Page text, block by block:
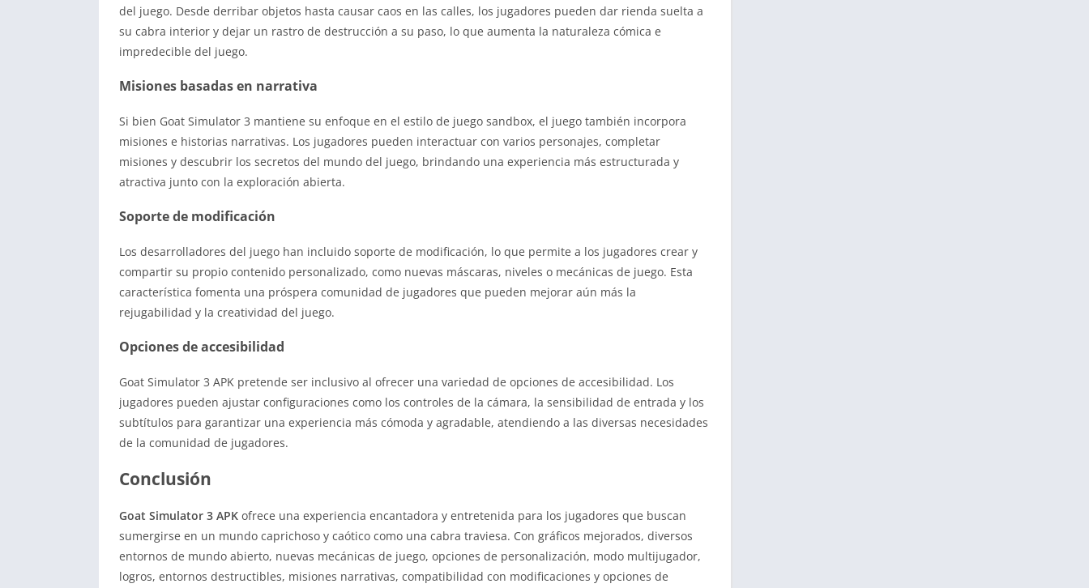
del juego. Desde derribar objetos hasta causar caos en las calles, los jugadores pueden dar rienda suelta a
su cabra interior y dejar un rastro de destrucción a su paso, lo que aumenta la naturaleza cómica e
impredecible del juego.
Misiones basadas en narrativa
Si bien Goat Simulator 3 mantiene su enfoque en el estilo de juego sandbox, el juego también incorpora
misiones e historias narrativas. Los jugadores pueden interactuar con varios personajes, completar
misiones y descubrir los secretos del mundo del juego, brindando una experiencia más estructurada y
atractiva junto con la exploración abierta.
Soporte de modificación
Los desarrolladores del juego han incluido soporte de modificación, lo que permite a los jugadores crear y
compartir su propio contenido personalizado, como nuevas máscaras, niveles o mecánicas de juego. Esta
característica fomenta una próspera comunidad de jugadores que pueden mejorar aún más la
rejugabilidad y la creatividad del juego.
Opciones de accesibilidad
Goat Simulator 3 APK pretende ser inclusivo al ofrecer una variedad de opciones de accesibilidad. Los
jugadores pueden ajustar configuraciones como los controles de la cámara, la sensibilidad de entrada y los
subtítulos para garantizar una experiencia más cómoda y agradable, atendiendo a las diversas necesidades
de la comunidad de jugadores.
Conclusión
Goat Simulator 3 APK ofrece una experiencia encantadora y entretenida para los jugadores que buscan
sumergirse en un mundo caprichoso y caótico como una cabra traviesa. Con gráficos mejorados, diversos
entornos de mundo abierto, nuevas mecánicas de juego, opciones de personalización, modo multijugador,
logros, entornos destructibles, misiones narrativas, compatibilidad con modificaciones y opciones de